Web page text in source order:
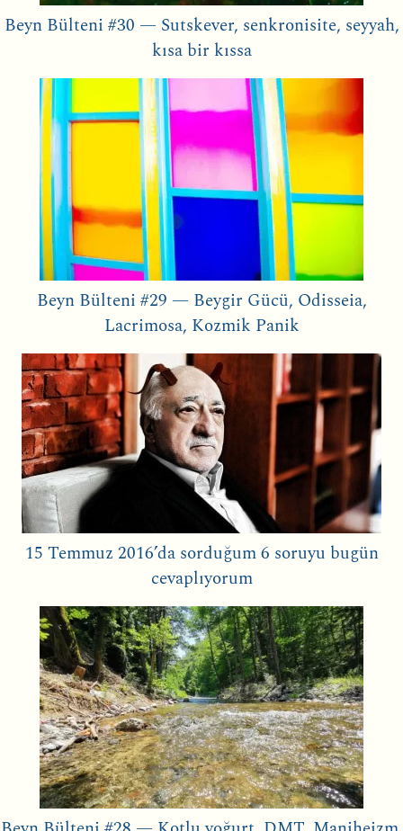
Beyn Bülteni #30 — Sutskever, senkronisite, seyyah,
kısa bir kıssa
Beyn Bülteni #29 — Beygir Gücü, Odisseia,
Lacrimosa, Kozmik Panik
15 Temmuz 2016’da sorduğum 6 soruyu bugün
cevaplıyorum